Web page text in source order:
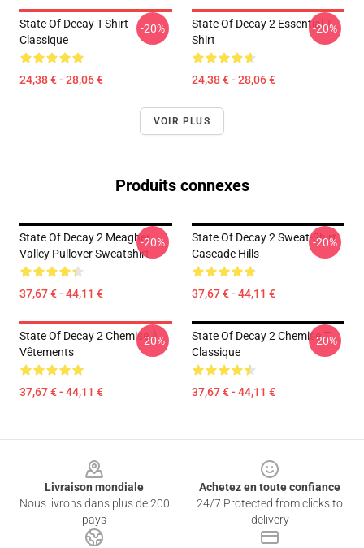
State Of Decay T-Shirt
Classique
24,38 € - 28,06 €
-20%
State Of Decay 2 Essential T-
Shirt
24,38 € - 28,06 €
-20%
VOIR PLUS
Produits connexes
State Of Decay 2 Meagher
Valley Pullover Sweatshirt
37,67 € - 44,11 €
-20%
State Of Decay 2 Sweat-Shirt
Cascade Hills
37,67 € - 44,11 €
-20%
State Of Decay 2 Chemise À
Vêtements
37,67 € - 44,11 €
-20%
State Of Decay 2 Chemise T
Classique
37,67 € - 44,11 €
-20%
Livraison mondiale
Nous livrons dans plus de 200
pays
Achetez en toute confiance
24/7 Protected from clicks to
delivery